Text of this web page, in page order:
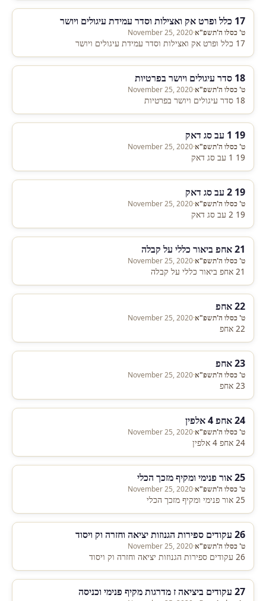
17 כלל ופרט אק ואצילות וסדר עמידת עיגולים ויושר
ט' כסלו ה'תשפ"א·
November 25, 2020
17 כלל ופרט אק ואצילות וסדר עמידת עיגולים ויושר
18 סדר עיגולים ויושר בפרטיות
ט' כסלו ה'תשפ"א·
November 25, 2020
18 סדר עיגולים ויושר בפרטיות
19 1 עב סג דאק
ט' כסלו ה'תשפ"א·
November 25, 2020
19 1 עב סג דאק
19 2 עב סג דאק
ט' כסלו ה'תשפ"א·
November 25, 2020
19 2 עב סג דאק
21 אחפ ביאור כללי על קבלה
ט' כסלו ה'תשפ"א·
November 25, 2020
21 אחפ ביאור כללי על קבלה
22 אחפ
ט' כסלו ה'תשפ"א·
November 25, 2020
22 אחפ
23 אחפ
ט' כסלו ה'תשפ"א·
November 25, 2020
23 אחפ
24 אחפ 4 אלפין
ט' כסלו ה'תשפ"א·
November 25, 2020
24 אחפ 4 אלפין
25 אור פנימי ומקיף מזכך הכלי
ט' כסלו ה'תשפ"א·
November 25, 2020
25 אור פנימי ומקיף מזכך הכלי
26 עקודים ספירות הגנוזות יציאה וחזרה וק ויסוד
ט' כסלו ה'תשפ"א·
November 25, 2020
26 עקודים ספירות הגנוזות יציאה וחזרה וק ויסוד
27 עקודים ביציאה ז מדרגות מקיף פנימי וכניסה